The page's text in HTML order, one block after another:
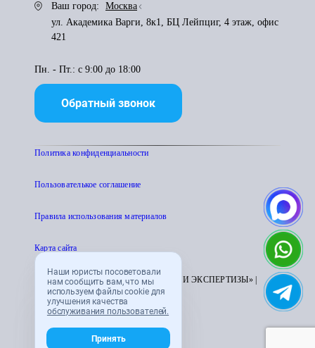
Наши юристы посоветовали
нам сообщить вам, что мы
используем файлы cookie для
улучшения качества
обслуживания пользователей.
Принять
Ваш город:
Москва
ул. Академика Варги, 8к1, БЦ Лейпциг, 4 этаж, офис
421
Пн. - Пт.: с 9:00 до 18:00
Обратный звонок
Политика конфиденциальности
Пользователькое соглашение
Правила использования материалов
Карта сайта
© 1995 - 2026 «ЦЕНТР АТТЕСТАЦИИ И ЭКСПЕРТИЗЫ» |
CENTRATTEK.RU